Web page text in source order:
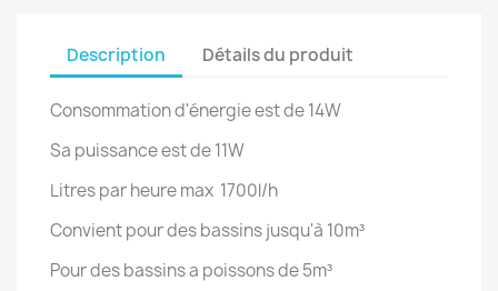
Description Détails du produit
Consommation d'énergie est de 14W
Sa puissance est de 11W
Litres par heure max 1700l/h
Convient pour des bassins jusqu'à 10m³
Pour des bassins a poissons de 5m³